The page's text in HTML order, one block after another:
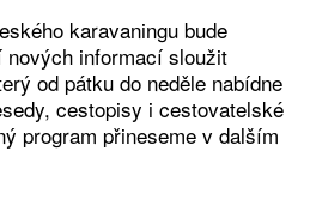
karavaningu bude
nových informací sloužit
od pátku do neděle nabídne
cestopisy i cestovatelské
program přineseme v dalším